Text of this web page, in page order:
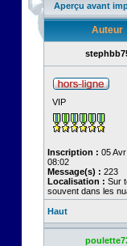
Aperçu avant
Auteur
VIP
Inscription : 05 Avr
08:02
Message(s) : 223
Localisation : Sur
souvent dans les
Haut